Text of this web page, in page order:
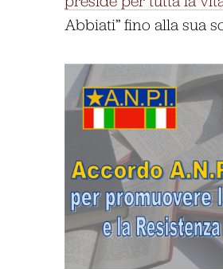
Abbiati” fino alla sua